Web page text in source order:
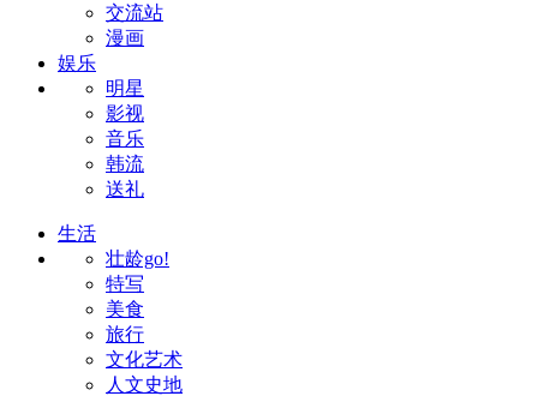
交流站
漫画
娱乐
明星
影视
音乐
韩流
送礼
生活
壮龄go!
特写
美食
旅行
文化艺术
人文史地